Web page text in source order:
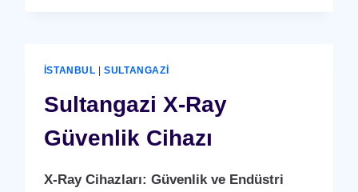
İSTANBUL |SULTANGAZI
Sultangazi X-Ray
Güvenlik Cihazı
X-Ray Cihazları: Güvenlik ve Endüstri